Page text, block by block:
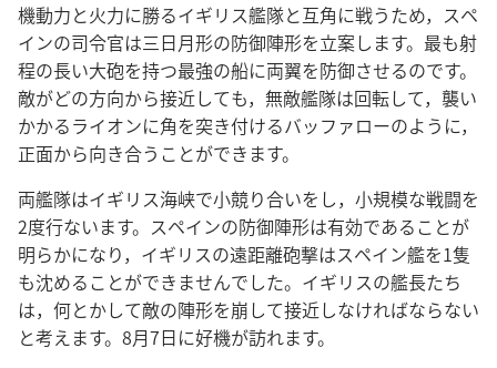
機動力と火力に勝るイギリス艦隊と互角に戦うため，スペ
インの司令官は三日月形の防御陣形を立案します。最も射
程の長い大砲を持つ最強の船に両翼を防御させるのです。
敵がどの方向から接近しても，無敵艦隊は回転して，襲い
かかるライオンに角を突き付けるバッファローのように，
正面から向き合うことができます。
両艦隊はイギリス海峡で小競り合いをし，小規模な戦闘を
2度行ないます。スペインの防御陣形は有効であることが
明らかになり，イギリスの遠距離砲撃はスペイン艦を1隻
も沈めることができませんでした。イギリスの艦長たち
は，何とかして敵の陣形を崩して接近しなければならない
と考えます。8月7日に好機が訪れます。